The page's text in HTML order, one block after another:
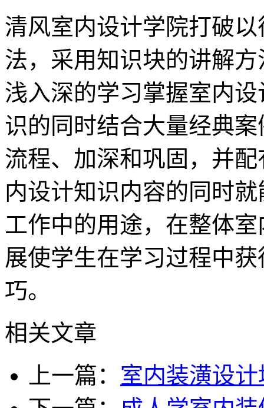
清风室内设计学院打破
法，采用知识块的讲解
浅入深的学习掌握室内
识的同时结合大量经典
流程、加深和巩固，并
内设计知识内容的同时
工作中的用途，在整体
展使学生在学习过程中
巧。
相关文章
上一篇： 室内装潢设